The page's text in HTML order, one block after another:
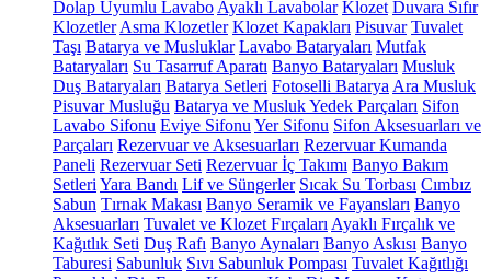
Dolap Uyumlu Lavabo Ayaklı Lavabolar Klozet Duvara Sıfır
Klozetler Asma Klozetler Klozet Kapakları Pisuvar Tuvalet
Taşı Batarya ve Musluklar Lavabo Bataryaları Mutfak
Bataryaları Su Tasarruf Aparatı Banyo Bataryaları Musluk
Duş Bataryaları Batarya Setleri Fotoselli Batarya Ara Musluk
Pisuvar Musluğu Batarya ve Musluk Yedek Parçaları Sifon
Lavabo Sifonu Eviye Sifonu Yer Sifonu Sifon Aksesuarları ve
Parçaları Rezervuar ve Aksesuarları Rezervuar Kumanda
Paneli Rezervuar Seti Rezervuar İç Takımı Banyo Bakım
Setleri Yara Bandı Lif ve Süngerler Sıcak Su Torbası Cımbız
Sabun Tırnak Makası Banyo Seramik ve Fayansları Banyo
Aksesuarları Tuvalet ve Klozet Fırçaları Ayaklı Fırçalık ve
Kağıtlık Seti Duş Rafı Banyo Aynaları Banyo Askısı Banyo
Taburesi Sabunluk Sıvı Sabunluk Pompası Tuvalet Kağıtlığı